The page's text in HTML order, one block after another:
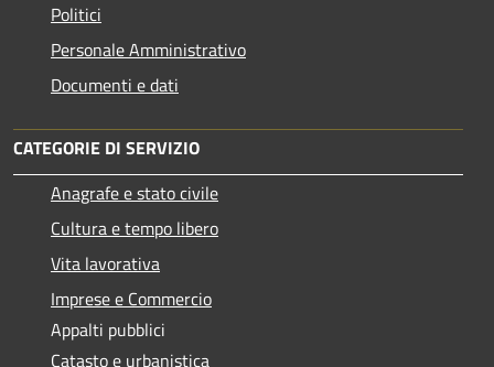
Politici
Personale Amministrativo
Documenti e dati
CATEGORIE DI SERVIZIO
Anagrafe e stato civile
Cultura e tempo libero
Vita lavorativa
Imprese e Commercio
Appalti pubblici
Catasto e urbanistica